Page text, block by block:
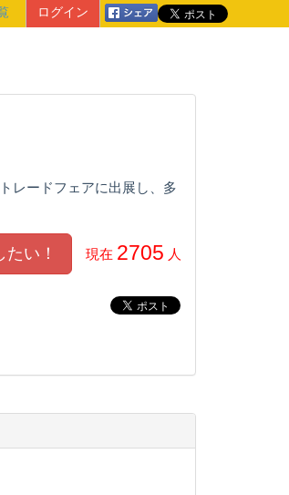
ログイン
レードフェアに出展し、多
現在 2705 人